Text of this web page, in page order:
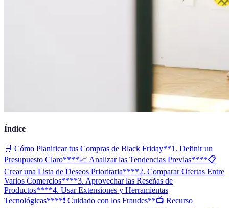
Índice
🛒 Cómo Planificar tus Compras de Black Friday**1. Definir un
Presupuesto Claro****📈 Analizar las Tendencias Previas****📋
Crear una Lista de Deseos Prioritaria****2. Comparar Ofertas Entre
Varios Comercios****3. Aprovechar las Reseñas de
Productos****4. Usar Extensiones y Herramientas
Tecnológicas****❗ Cuidado con los Fraudes**📺 Recurso